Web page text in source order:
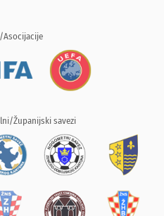
Asocijacije
Županijski savezi